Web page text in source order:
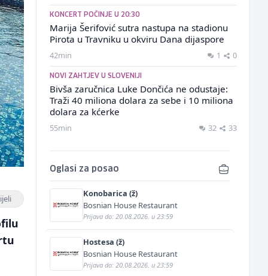
KONCERT POČINJE U 20:30
Marija Šerifović sutra nastupa na stadionu
Pirota u Travniku u okviru Dana dijaspore
42min 1 0
NOVI ZAHTJEV U SLOVENIJI
Bivša zaručnica Luke Dončića ne odustaje:
Traži 40 miliona dolara za sebe i 10 miliona
dolara za kćerke
55min 32 33
Oglasi za posao
Konobarica (ž)
Bosnian House Restaurant
Prijava do: 20.08.2026. u 23:59
Hostesa (ž)
Bosnian House Restaurant
Prijava do: 20.08.2026. u 23:59